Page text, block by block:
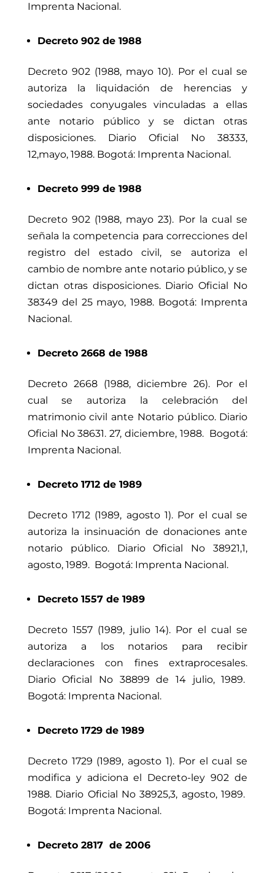
Imprenta Nacional.
Decreto 902 de 1988
Decreto 902 (1988, mayo 10). Por el cual se
autoriza la liquidación de herencias y
sociedades conyugales vinculadas a ellas
ante notario público y se dictan otras
disposiciones. Diario Oficial No 38333,
12,mayo, 1988. Bogotá: Imprenta Nacional.
Decreto 999 de 1988
Decreto 902 (1988, mayo 23). Por la cual se
señala la competencia para correcciones del
registro del estado civil, se autoriza el
cambio de nombre ante notario público, y se
dictan otras disposiciones. Diario Oficial No
38349 del 25 mayo, 1988. Bogotá: Imprenta
Nacional.
Decreto 2668 de 1988
Decreto 2668 (1988, diciembre 26). Por el
cual se autoriza la celebración del
matrimonio civil ante Notario público. Diario
Oficial No 38631. 27, diciembre, 1988. Bogotá:
Imprenta Nacional.
Decreto 1712 de 1989
Decreto 1712 (1989, agosto 1). Por el cual se
autoriza la insinuación de donaciones ante
notario público. Diario Oficial No 38921,1,
agosto, 1989. Bogotá: Imprenta Nacional.
Decreto 1557 de 1989
Decreto 1557 (1989, julio 14). Por el cual se
autoriza a los notarios para recibir
declaraciones con fines extraprocesales.
Diario Oficial No 38899 de 14julio, 1989.
Bogotá: Imprenta Nacional.
Decreto 1729 de 1989
Decreto 1729 (1989, agosto 1). Por el cual se
modifica y adiciona el Decreto-ley 902 de
1988. Diario Oficial No 38925,3, agosto, 1989.
Bogotá: Imprenta Nacional.
Decreto 2817 de 2006